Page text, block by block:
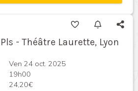
- Théâtre Laurette, Lyon
Ven 24 oct. 2025
19h00
24,20€